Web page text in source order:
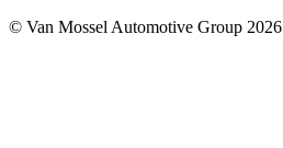
© Van Mossel Automotive Group 2026